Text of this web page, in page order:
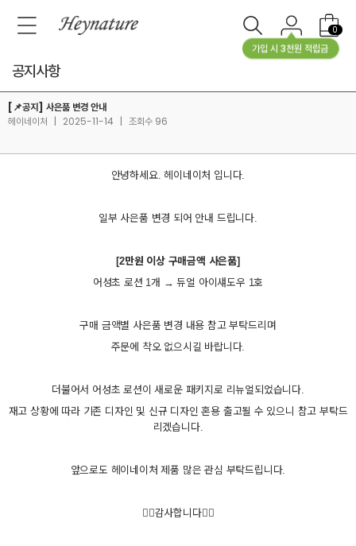
가입 시 3천원 적립금
0
공지사항
[📌공지] 사은품 변경 안내
헤이네이처 | 2025-11-14 | 조회수 96
안녕하세요. 헤이네이처 입니다.
일부 사은품 변경 되어 안내 드립니다.
[2만원 이상 구매금액 사은품]
어성초 로션 1개 → 듀얼 아이섀도우 1호
구매 금액별 사은품 변경 내용 참고 부탁드리며
주문에 착오 없으시길 바랍니다.
더불어서 어성초 로션이 새로운 패키지로 리뉴얼되었습니다.
재고 상황에 따라 기존 디자인 및 신규 디자인 혼용 출고될 수 있으니 참고 부탁드
리겠습니다.
앞으로도 헤이네이처 제품 많은 관심 부탁드립니다.
🙇‍♀️감사합니다🙇‍♀️